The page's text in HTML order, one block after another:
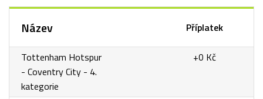
Název Příplatek
Tottenham Hotspur
- Coventry City - 4.
kategorie
+0 Kč